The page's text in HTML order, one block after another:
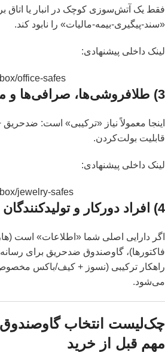
فقط یک آتش‌سوزی کوچک در انبار یا اتاق
«سند-پیگیری-بیمه-مالیات» را نابود کند.
لینک داخلی پیشنهادی:
office-safes
3) طلافروشی‌ها، صرافی‌ها و محیط‌های پرریسک
اینجا معمولاً نیاز «ترکیبی» است:
قابلیت بولت‌کردن.
لینک داخلی پیشنهادی:
jewelry-safes
4) افراد دورکار و تولیدکنندگان محتوا/فریلنسرها
اگر دارایی اصلی شما «اطلاعات» است
فاکتورها)، گاوصندوق ضدحریق برای
راهکار ترکیبی (نسوز + کیف/باکس
می‌شود.
مهم قبل از خرید